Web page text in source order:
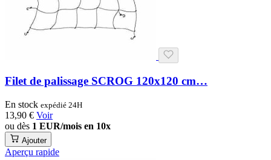
Filet de palissage SCROG 120x120 cm…
En stock expédié 24H
13,90 € Voir
ou dès 1 EUR/mois en 10x
Ajouter
Aperçu rapide